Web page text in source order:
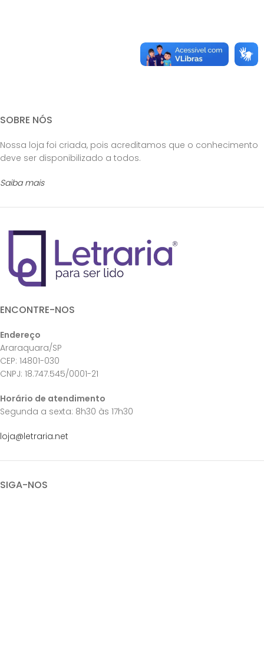
SOBRE NÓS
Nossa loja foi criada, pois acreditamos que o conhecimento
deve ser disponibilizado a todos.
Saiba mais
ENCONTRE-NOS
Endereço
Araraquara/SP
CEP: 14801-030
CNPJ: 18.747.545/0001-21
Horário de atendimento
Segunda a sexta: 8h30 às 17h30
loja@letraria.net
SIGA-NOS